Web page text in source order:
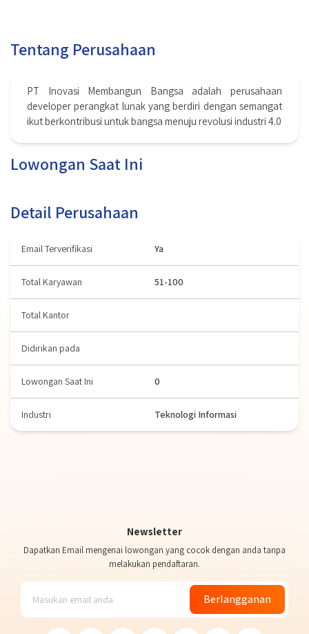
Tentang Perusahaan
PT Inovasi Membangun Bangsa adalah perusahaan
developer perangkat lunak yang berdiri dengan semangat
ikut berkontribusi untuk bangsa menuju revolusi industri 4.0
Lowongan Saat Ini
Detail Perusahaan
Email Terverifikasi Ya
Total Karyawan 51-100
Total Kantor
Didirikan pada
Lowongan Saat Ini 0
Industri Teknologi Informasi
Newsletter
Dapatkan Email mengenai lowongan yang cocok dengan anda tanpa
melakukan pendaftaran.
Berlangganan